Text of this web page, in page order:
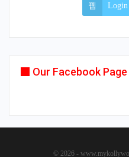
Our Facebook Page
© 2026 -